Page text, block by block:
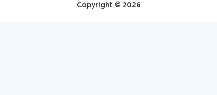
Copyright © 2026